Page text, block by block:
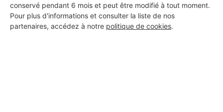
conservé pendant 6 mois et peut être modifié à tout moment.
Pour plus d'informations et consulter la liste de nos
partenaires, accédez à notre politique de cookies.